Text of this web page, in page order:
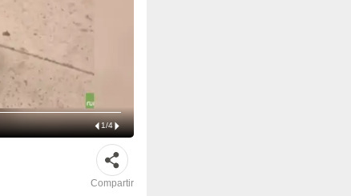
1/4
Compartir